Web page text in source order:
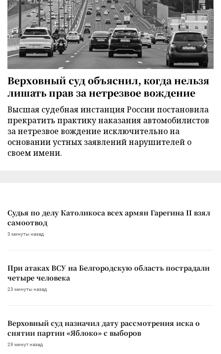
Верховный суд объяснил, когда нельзя
лишать прав за нетрезвое вождение
Высшая судебная инстанция России постановила
прекратить практику наказания автомобилистов
за нетрезвое вождение исключительно на
основании устных заявлений нарушителей о
своем имени.
Судья по делу Католикоса всех армян Гарегина II взял
самоотвод
3 минуты назад
При атаках ВСУ на Белгородскую область пострадали
четыре человека
23 минуты назад
Верховный суд назначил дату рассмотрения иска о
снятии партии «Яблоко» с выборов
29 минут назад